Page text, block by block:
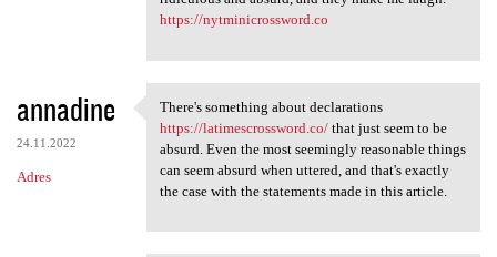
https://nytminicrossword.co
annadine
24.11.2022
Adres
There's something about
There's something about declarations
https://latimescrossword.co/that just seem to be
absurd. Even the most seemingly reasonable things
can seem absurd when uttered, and that's exactly
the case with the statements made in this article.